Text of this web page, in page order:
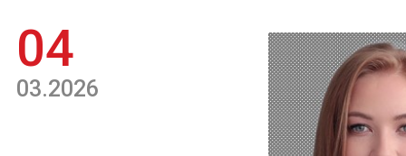
04
03.2026